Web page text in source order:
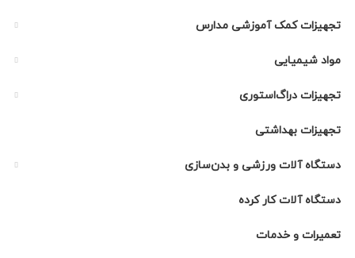
تجهیزات کمک آموزشی مدارس
مواد شیمیایی
تجهیزات دراگ‌استوری
تجهیزات بهداشتی
دستگاه آلات ورزشی و بدن‌سازی
دستگاه آلات کار کرده
تعمیرات و خدمات